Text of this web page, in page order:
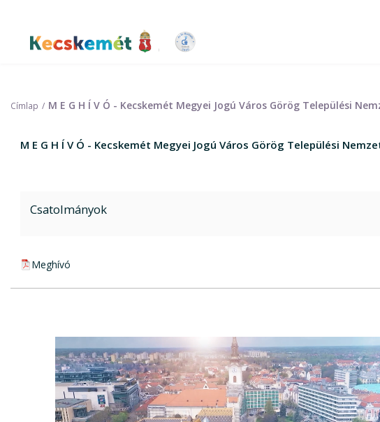
tartalomra
Kecskemét Város Honlapja
Címlap M E G H Í V Ó - Kecskemét Megyei Jogú Város Görög Települési
M E G H Í V Ó - Kecskemét Megyei Jogú Város Görög Települési
Csatolmányok
pdf csatolmány:
Meghívó